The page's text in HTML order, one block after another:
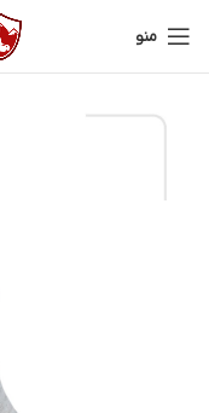
منو